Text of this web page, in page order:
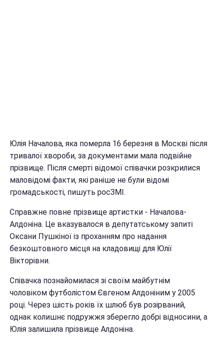
Юлія Началова, яка померла 16 березня в Москві після
тривалої хвороби, за документами мала подвійне
прізвище. Після смерті відомої співачки розкрилися
маловідомі факти, які раніше не були відомі
громадськості, пишуть росЗМІ.
Справжне повне прізвище артистки - Началова-
Алдоніна. Це вказувалося в депутатському запиті
Оксани Пушкіної із проханням про надання
безкоштовного місця на кладовищі для Юлії
Вікторівни.
Співачка познайомилася зі своїм майбутнім
чоловіком футболістом Євгеном Алдоніним у 2005
році. Через шість років їх шлюб був розірваний,
однак колишнє подружжя зберегло добрі відносини, а
Юлія залишила прізвище Алдоніна.